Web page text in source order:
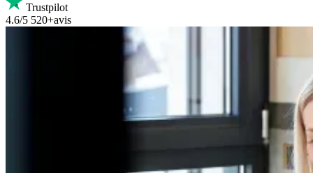
Trustpilot
4.6/5 520+avis